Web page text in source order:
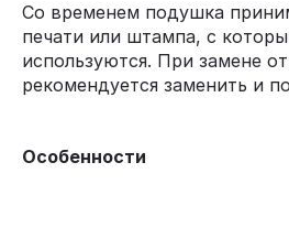
Со временем подушка
печати или штампа, с
используются. При замене
рекомендуется заменить и
Особенности